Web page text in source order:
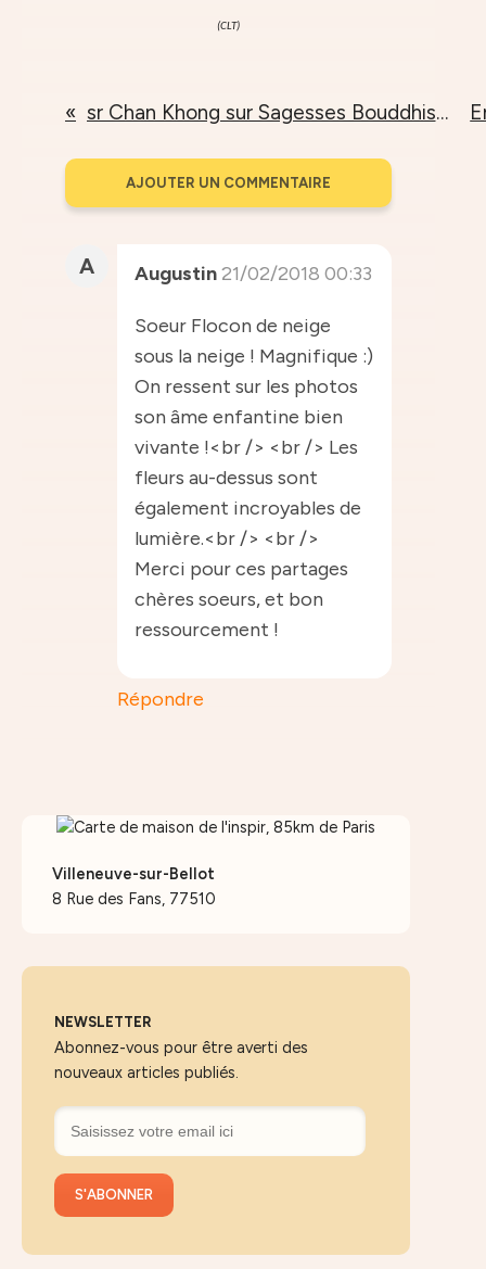
(CLT)
sr Chan Khong sur Sagesses Bouddhistes
AJOUTER UN COMMENTAIRE
A Augustin21/02/2018 00:33
Soeur Flocon de neige
sous la neige ! Magnifique :)
On ressent sur les photos
son âme enfantine bien
vivante !<br /> <br /> Les
fleurs au-dessus sont
également incroyables de
lumière.<br /> <br />
Merci pour ces partages
chères soeurs, et bon
ressourcement !
Répondre
Villeneuve-sur-Bellot
8 Rue des Fans, 77510
NEWSLETTER
Abonnez-vous pour être averti des
nouveaux articles publiés.